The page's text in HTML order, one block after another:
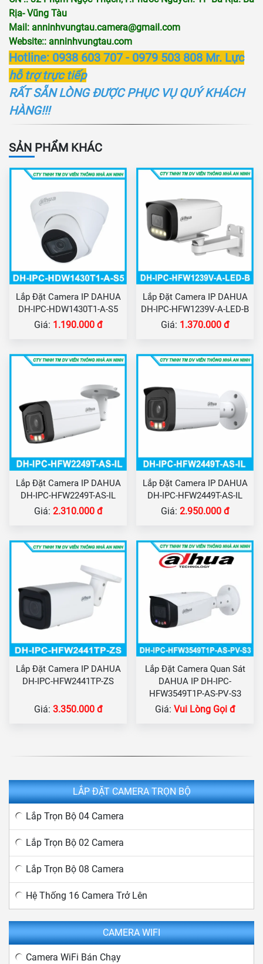
Rịa- Vũng Tàu
Mail: anninhvungtau.camera@gmail.com
Website:: anninhvungtau.com
Hotline: 0938 603 707 - 0979 503 808 Mr. Lực
hỗ trợ trực tiếp
RẤT SẴN LÒNG ĐƯỢC PHỤC VỤ QUÝ KHÁCH
HÀNG!!!
SẢN PHẨM KHÁC
Lắp Đặt Camera IP DAHUA
DH-IPC-HDW1430T1-A-S5
Giá: 1.190.000 đ
Lắp Đặt Camera IP DAHUA
DH-IPC-HFW1239V-A-LED-B
Giá: 1.370.000 đ
Lắp Đặt Camera IP DAHUA
DH-IPC-HFW2249T-AS-IL
Giá: 2.310.000 đ
Lắp Đặt Camera IP DAHUA
DH-IPC-HFW2449T-AS-IL
Giá: 2.950.000 đ
Lắp Đặt Camera IP DAHUA
DH-IPC-HFW2441TP-ZS
Giá: 3.350.000 đ
Lắp Đặt Camera Quan Sát
DAHUA IP DH-IPC-
HFW3549T1P-AS-PV-S3
Giá: Vui Lòng Gọi đ
LẮP ĐẶT CAMERA TRỌN BỘ
Lắp Trọn Bộ 04 Camera
Lắp Trọn Bộ 02 Camera
Lắp Trọn Bộ 08 Camera
Hệ Thống 16 Camera Trở Lên
CAMERA WIFI
Camera WiFi Bán Chạy